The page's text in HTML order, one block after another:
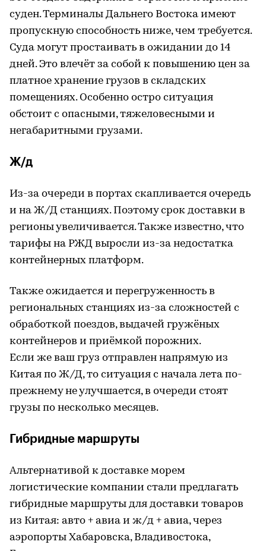
суден. Терминалы Дальнего Востока имеют
пропускную способность ниже, чем требуется.
Суда могут простаивать в ожидании до 14
дней. Это влечёт за собой к повышению цен за
платное хранение грузов в складских
помещениях. Особенно остро ситуация
обстоит с опасными, тяжеловесными и
негабаритными грузами.
Ж/д
Из-за очереди в портах скапливается очередь
и на Ж/Д станциях. Поэтому срок доставки в
регионы увеличивается. Также известно, что
тарифы на РЖД выросли из-за недостатка
контейнерных платформ.
Также ожидается и перегруженность в
региональных станциях из-за сложностей с
обработкой поездов, выдачей гружёных
контейнеров и приёмкой порожних.
Если же ваш груз отправлен напрямую из
Китая по Ж/Д, то ситуация с начала лета по-
прежнему не улучшается, в очереди стоят
грузы по несколько месяцев.
Гибридные маршруты
Альтернативой к доставке морем
логистические компании стали предлагать
гибридные маршруты для доставки товаров
из Китая: авто + авиа и ж/д + авиа, через
аэропорты Хабаровска, Владивостока,